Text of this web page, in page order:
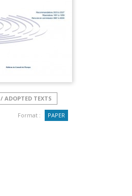
ADOPTED TEXTS
Format : PAPER